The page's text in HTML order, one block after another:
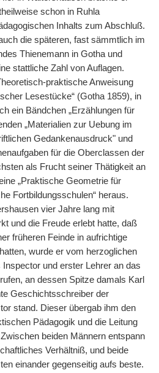
schon in Ruhla
Inhalts zum Abschluß.
die späteren, fast sämmtlich im
Thienemann in Gotha und
stattliche Zahl von Auflagen.
praktische Anweisung
Lesestücke“ (Gotha 1859), in
ein Bändchen „Erzählungen für
„Materialien zur Uebung im
Gedankenausdruck" und
für die Oberclassen der
als Frucht seiner Thätigkeit an
„Praktische Geometrie für
Fortbildungsschulen“ heraus.
vier Jahre lang mit
und die Freude erlebt hatte, daß
früheren Feinde in aufrichtige
wurde er vom herzoglichen
und erster Lehrer an das
an dessen Spitze damals Karl
Geschichtsschreiber der
stand. Dieser übergab ihm den
Pädagogik und die Leitung
beiden Männern entspann
Verhältniß, und beide
einander gegenseitig aufs beste.